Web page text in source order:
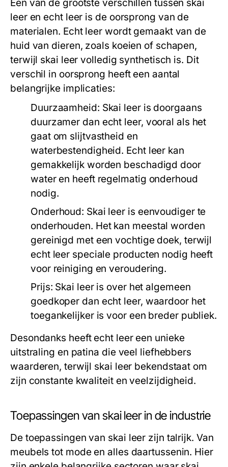
Een van de grootste verschillen tussen skai
leer en echt leer is de oorsprong van de
materialen. Echt leer wordt gemaakt van de
huid van dieren, zoals koeien of schapen,
terwijl skai leer volledig synthetisch is. Dit
verschil in oorsprong heeft een aantal
belangrijke implicaties:
Duurzaamheid: Skai leer is doorgaans
duurzamer dan echt leer, vooral als het
gaat om slijtvastheid en
waterbestendigheid. Echt leer kan
gemakkelijk worden beschadigd door
water en heeft regelmatig onderhoud
nodig.
Onderhoud: Skai leer is eenvoudiger te
onderhouden. Het kan meestal worden
gereinigd met een vochtige doek, terwijl
echt leer speciale producten nodig heeft
voor reiniging en veroudering.
Prijs: Skai leer is over het algemeen
goedkoper dan echt leer, waardoor het
toegankelijker is voor een breder publiek.
Desondanks heeft echt leer een unieke
uitstraling en patina die veel liefhebbers
waarderen, terwijl skai leer bekendstaat om
zijn constante kwaliteit en veelzijdigheid.
Toepassingen van skai leer in de industrie
De toepassingen van skai leer zijn talrijk. Van
meubels tot mode en alles daartussenin. Hier